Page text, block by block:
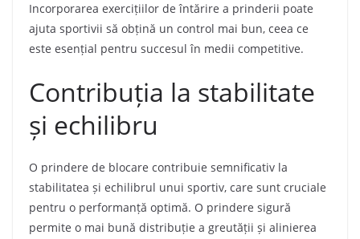
Incorporarea exercițiilor de întărire a prinderii poate
ajuta sportivii să obțină un control mai bun, ceea ce
este esențial pentru succesul în medii competitive.
Contribuția la stabilitate
și echilibru
O prindere de blocare contribuie semnificativ la
stabilitatea și echilibrul unui sportiv, care sunt cruciale
pentru o performanță optimă. O prindere sigură
permite o mai bună distribuție a greutății și alinierea